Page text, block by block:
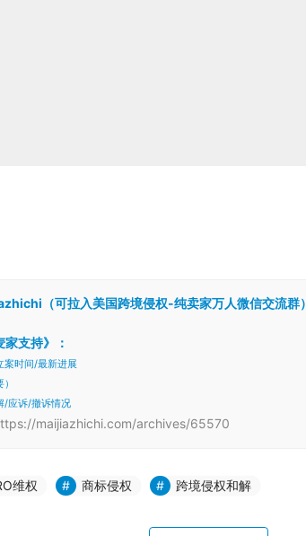
（可拉入美国跨境侵权-纯卖家万人微信交流群）
支持》：
案时间/最新进展
/应诉/撤诉情况
maijiazhichi.com/archives/65570
维权 商标侵权 跨境侵权和解